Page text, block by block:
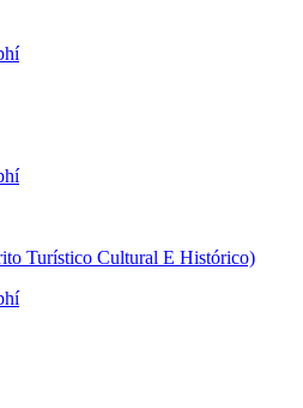
Turístico Cultural E Histórico)